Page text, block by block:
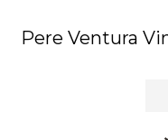
Pere Ventura